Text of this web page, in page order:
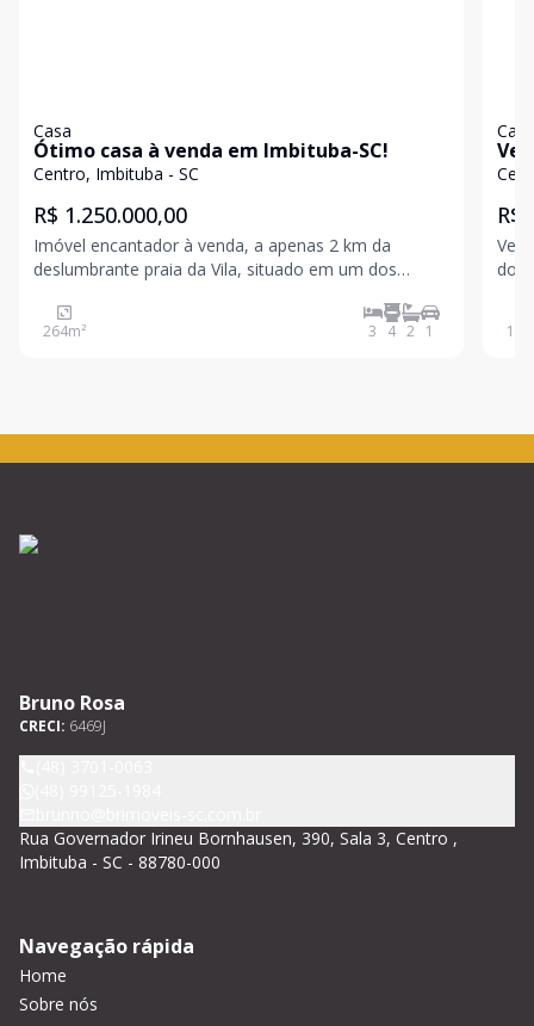
Casa
Ótimo casa à venda em Imbituba-SC!
Centro, Imbituba - SC
R$ 1.250.000,00
Imóvel encantador à venda, a apenas 2 km da
deslumbrante praia da Vila, situado em um dos
comércio local. Esta residência espaçosa, com 458m²
de terreno e 264m² de área construída, oferece 03
264m² 3 4 2 1
Casa
R$
do
115
Bruno Rosa
CRECI: 6469J
Rua Governador Irineu Bornhausen, 390, Sala 3, Centro ,
Imbituba - SC - 88780-000
Navegação rápida
Home
Sobre nós